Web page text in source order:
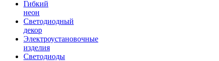
Гибкий
неон
Светодиодный
декор
Электроустановочные
изделия
Светодиоды